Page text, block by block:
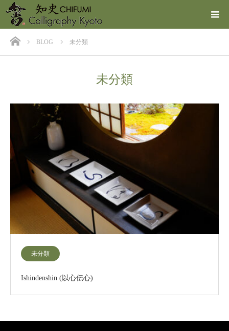
ホームBLOG 未分類
未分類
未分類
Ishindenshin (以心伝心)